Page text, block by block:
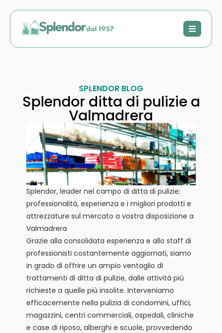
SPLENDOR BLOG
Splendor ditta di pulizie a
Valmadrera
Splendor, leader nel campo di ditta di pulizie:
professionalità, esperienza e i migliori prodotti e
attrezzature sul mercato a vostra disposizione a
Valmadrera
Grazie alla consolidata esperienza e allo staff di
professionisti costantemente aggiornati, siamo
in grado di offrire un ampio ventaglio di
trattamenti di ditta di pulizie, dalle attività più
richieste a quelle più insolite. Interveniamo
efficacemente nella pulizia di condomini, uffici,
magazzini, centri commerciali, ospedali, cliniche
e case di riposo, alberghi e scuole, provvedendo